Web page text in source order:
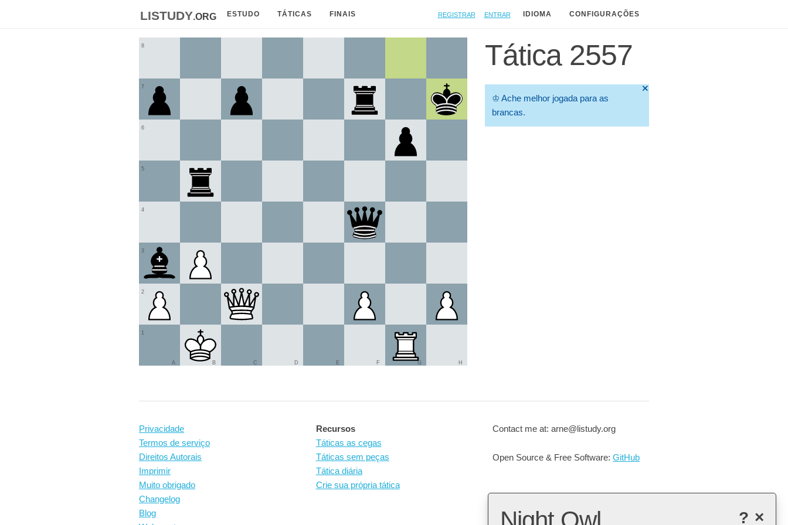
listudy.org ESTUDO TÁTICAS FINAIS Registrar Entrar IDIOMA CONFIGURAÇÕES
1
2
3
4
5
6
7
8
A B C D E F G H
Tática 2557
🞫
♔ Ache melhor jogada para as
brancas.
Privacidade
Termos de serviço
Direitos Autorais
Imprimir
Muito obrigado
Changelog
Blog
Recursos
Táticas as cegas
Táticas sem peças
Tática diária
Crie sua própria tática
Contact me at: arne@listudy.org
Open Source & Free Software:GitHub
×
?